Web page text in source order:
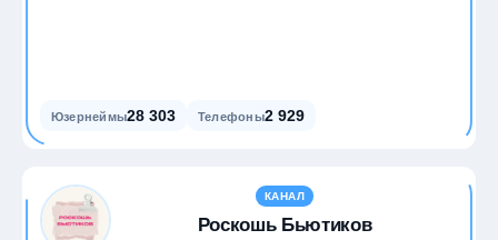
Новости
Общество
Юзернеймы28 303 Телефоны2 929
КАНАЛ
Роскошь Бьютиков